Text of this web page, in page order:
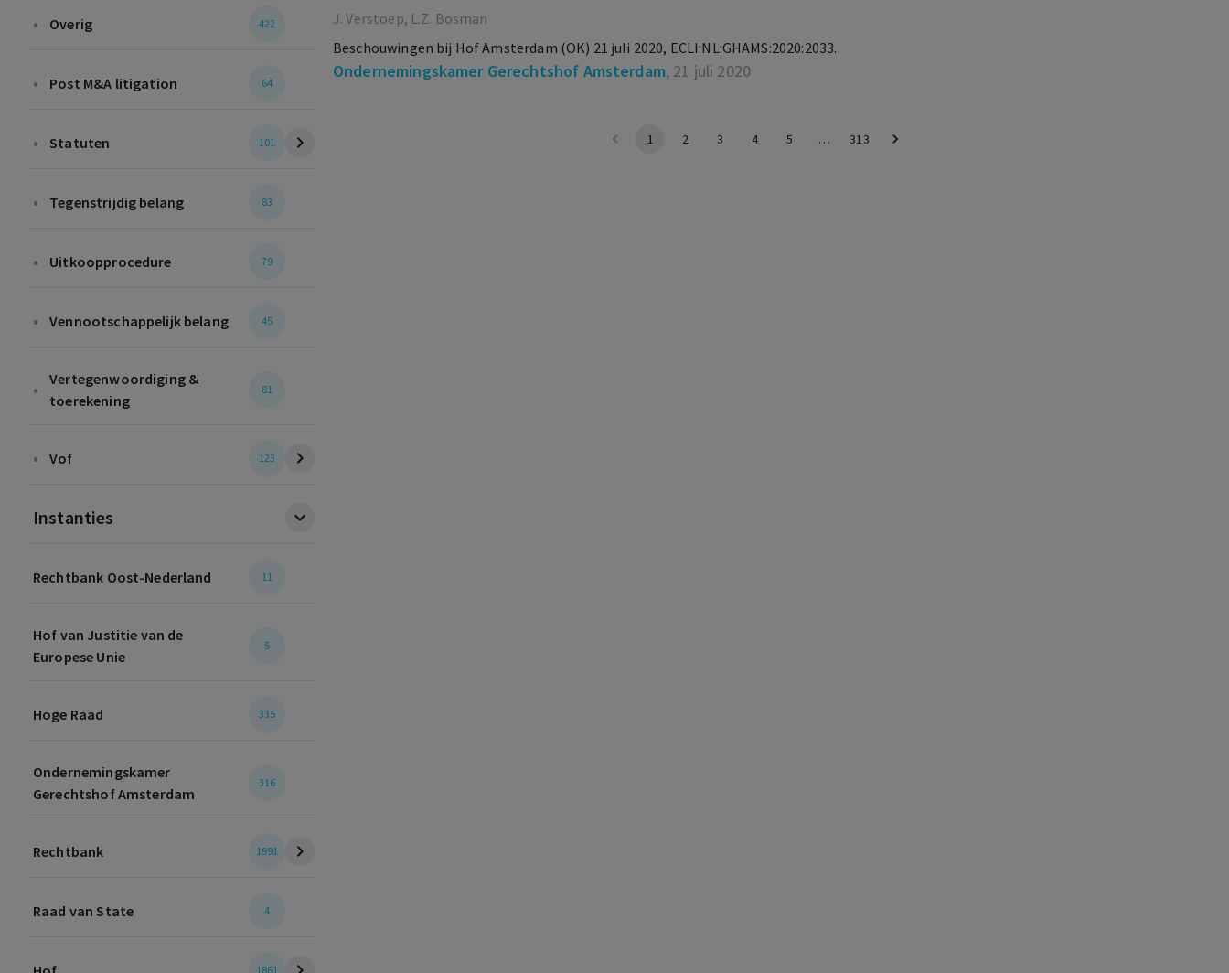
• Overig 422
• Post M&A litigation 64
• Statuten 101
• Tegenstrijdig belang 83
• Uitkoopprocedure 79
• Vennootschappelijk belang 45
•
Vertegenwoordiging &
toerekening
81
• Vof 123
Instanties
Rechtbank Oost-Nederland 11
Hof van Justitie van de
Europese Unie
5
Hoge Raad 335
Ondernemingskamer
Gerechtshof Amsterdam
316
Rechtbank 1991
Raad van State 4
1861
J. Verstoep, L.Z. Bosman
Beschouwingen bij Hof Amsterdam (OK) 21 juli 2020, ECLI:NL:GHAMS:2020:2033.
Ondernemingskamer Gerechtshof Amsterdam, 21 juli 2020
1 2 3 4 5 … 313